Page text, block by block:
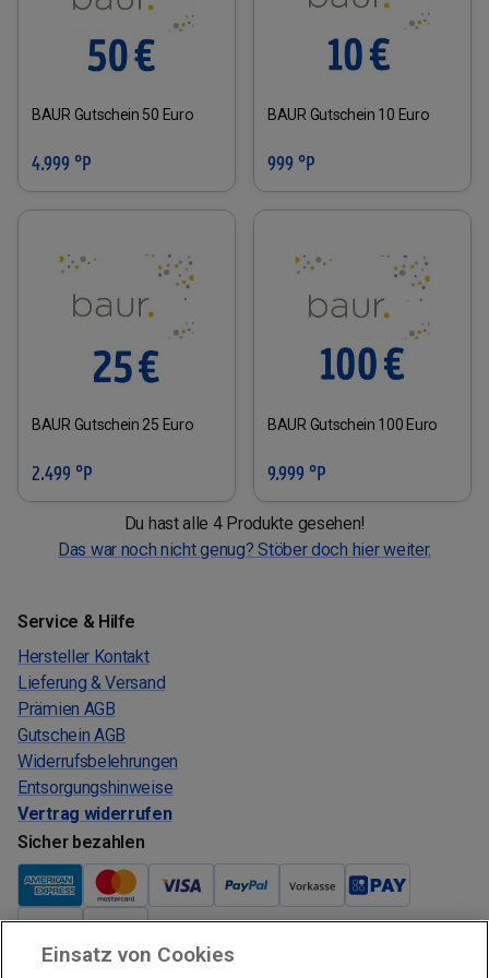
BAUR Gutschein 50 Euro
4.999 °P
BAUR Gutschein 10 Euro
999 °P
BAUR Gutschein 25 Euro
2.499 °P
BAUR Gutschein 100 Euro
9.999 °P
Du hast alle 4 Produkte gesehen!
Das war noch nicht genug? Stöber doch hier weiter.
Service & Hilfe
Hersteller Kontakt
Lieferung & Versand
Prämien AGB
Gutschein AGB
Widerrufsbelehrungen
Entsorgungshinweise
Vertrag widerrufen
Sicher bezahlen
Verkauf und Versand
Einsatz von Cookies